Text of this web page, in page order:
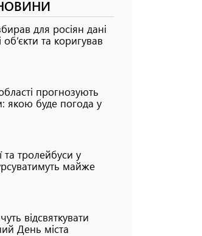
для росіян дані
об’єкти та коригував
прогнозують
якою буде погода у
та тролейбуси у
майже
відсвяткувати
День міста